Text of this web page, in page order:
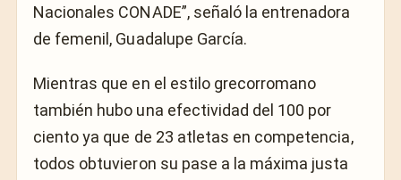
Nacionales CONADE”, señaló la entrenadora
de femenil, Guadalupe García.
Mientras que en el estilo grecorromano
también hubo una efectividad del 100 por
ciento ya que de 23 atletas en competencia,
todos obtuvieron su pase a la máxima justa